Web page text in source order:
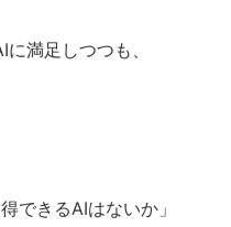
満足しつつも、
できるAIはないか」